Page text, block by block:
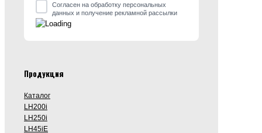
Согласен на обработку персональных
данных и получение рекламной рассылки
Продукция
Каталог
LH200i
LH250i
LH45iE